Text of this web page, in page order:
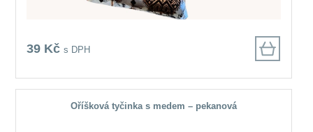
39 Kčs DPH
Oříšková tyčinka s medem – pekanová